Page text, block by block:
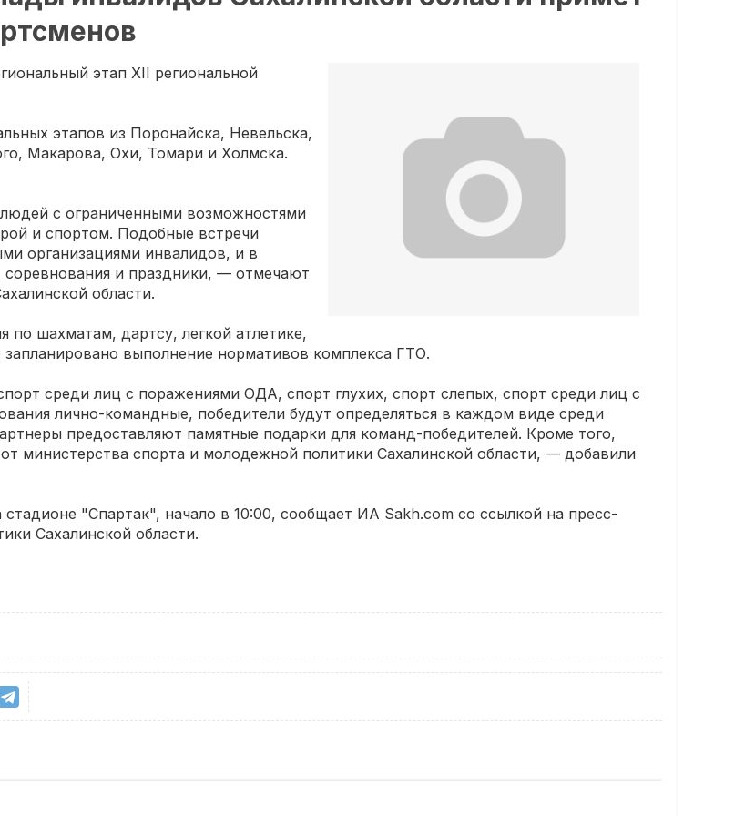
этап XII региональной
этапов из Поронайска, Невельска,
Макарова, Охи, Томари и Холмска.
с ограниченными возможностями
и спортом. Подобные встречи
организациями инвалидов, и в
и праздники, — отмечают
области.
по шахматам, дартсу, легкой атлетике,
выполнение нормативов комплекса ГТО.
среди лиц с поражениями ОДА, спорт глухих, спорт слепых, спорт среди лиц с
лично-командные, победители будут определяться в каждом виде среди
предоставляют памятные подарки для команд-победителей. Кроме того,
министерства спорта и молодежной политики Сахалинской области, — добавили
"Спартак", начало в 10:00, сообщает ИА Sakh.com со ссылкой на пресс-
Сахалинской области.